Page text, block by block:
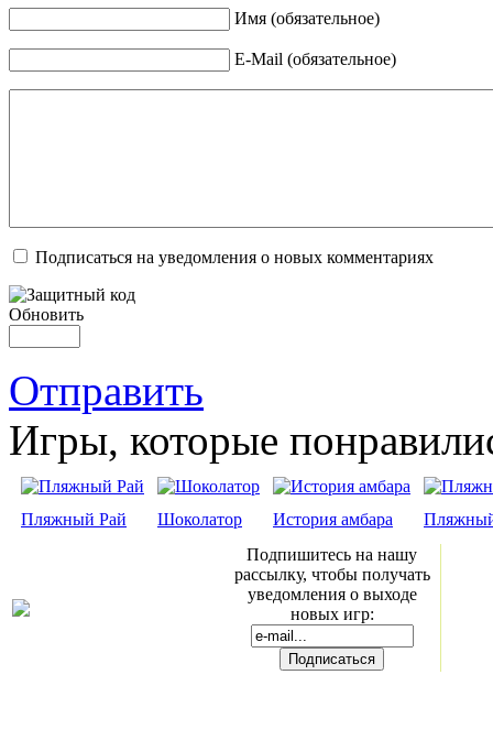
Имя (обязательное)
E-Mail (обязательное)
Подписаться на уведомления о новых комментариях
Обновить
Отправить
Игры, которые
Пляжный Рай Шоколатор История амбара
Подпишитесь на нашу
рассылку, чтобы получать
уведомления о выходе
новых игр: